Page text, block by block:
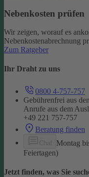
Nebenkosten prüfen
Wir zeigen, worauf es
Nebenkostenabrechnung
Zum Ratgeber
Ihr Draht zu uns
0800 4-757-757
Gebührenfrei aus
Anrufe aus dem
+49 221 757-757
Beratung finden
Montag
Feiertagen)
Jetzt finden, was Sie